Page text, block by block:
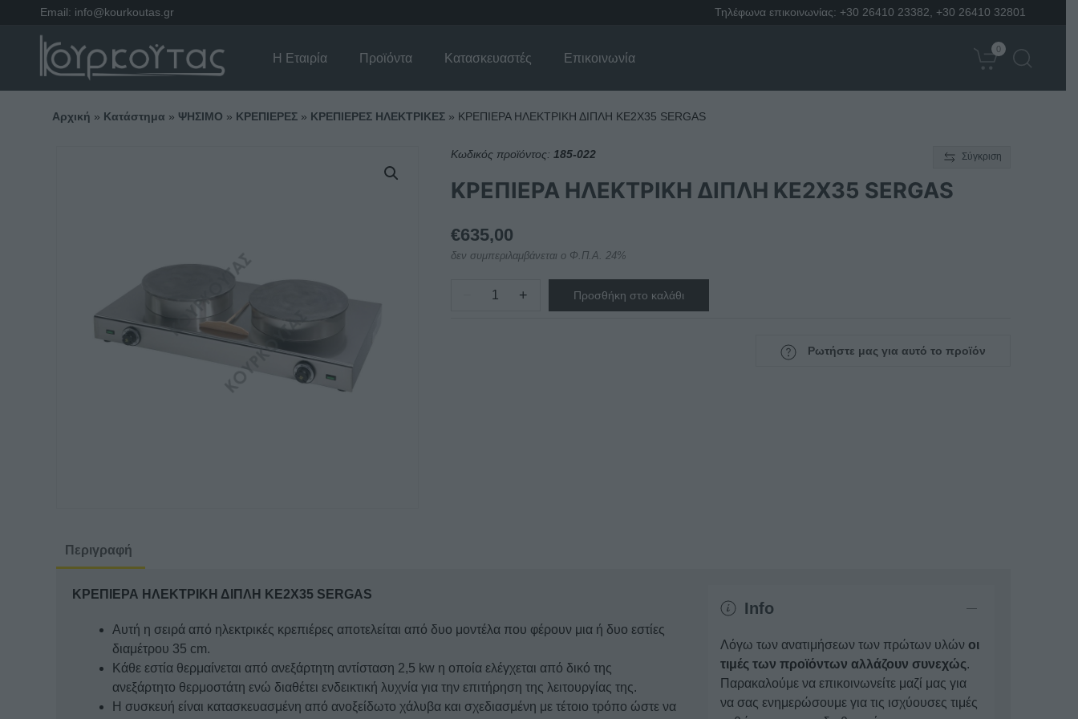
Email: info@kourkoutas.gr Τηλέφωνα επικοινωνίας: +30 26410 23382 +30 26410 32801
Η Εταιρία Προϊόντα Κατασκευαστές Επικοινωνία
0
Αρχική » Κατάστημα » ΨΗΣΙΜΟ » ΚΡΕΠΙΕΡΕΣ» ΚΡΕΠΙΕΡΕΣ ΗΛΕΚΤΡΙΚΕΣ» ΚΡΕΠΙΕΡΑ ΗΛΕΚΤΡΙΚΗ ΔΙΠΛΗ KE2X35 SERGAS
Κωδικός προϊόντος: 185-022 Σύγκριση
ΚΡΕΠΙΕΡΑ ΗΛΕΚΤΡΙΚΗ ΔΙΠΛΗ KE2X35 SERGAS
€635,00
δεν συμπεριλαμβάνεται ο Φ.Π.Α. 24%
ΚΡΕΠΙΕΡΑ
+ Προσθήκη στο καλάθι
Ρωτήστε μας για αυτό το προϊόν
Περιγραφή
ΚΡΕΠΙΕΡΑ ΗΛΕΚΤΡΙΚΗ ΔΙΠΛΗ KE2X35 SERGAS
Αυτή η σειρά από ηλεκτρικές κρεπιέρες αποτελείται από δυο μοντέλα που φέρουν μια ή δυο εστίες
διαμέτρου 35 cm.
Κάθε εστία θερμαίνεται από ανεξάρτητη αντίσταση 2,5 kw η οποία ελέγχεται από δικό της
ανεξάρτητο θερμοστάτη ενώ διαθέτει ενδεικτική λυχνία για την επιτήρηση της λειτουργίας της.
Η συσκευή είναι κατασκευασμένη από ανοξείδωτο χάλυβα και σχεδιασμένη με τέτοιο τρόπο ώστε να
Info
Λόγω των ανατιμήσεων των πρώτων υλών οι
τιμές των προϊόντων αλλάζουν συνεχώς.
Παρακαλούμε να επικοινωνείτε μαζί μας για
να σας ενημερώσουμε για τις ισχύουσες τιμές